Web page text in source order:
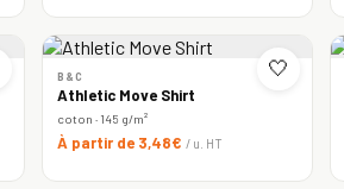
🤍
B&C
Athletic Move Shirt
coton · 145 g/m²
À partir de 3,48€ / u. HT